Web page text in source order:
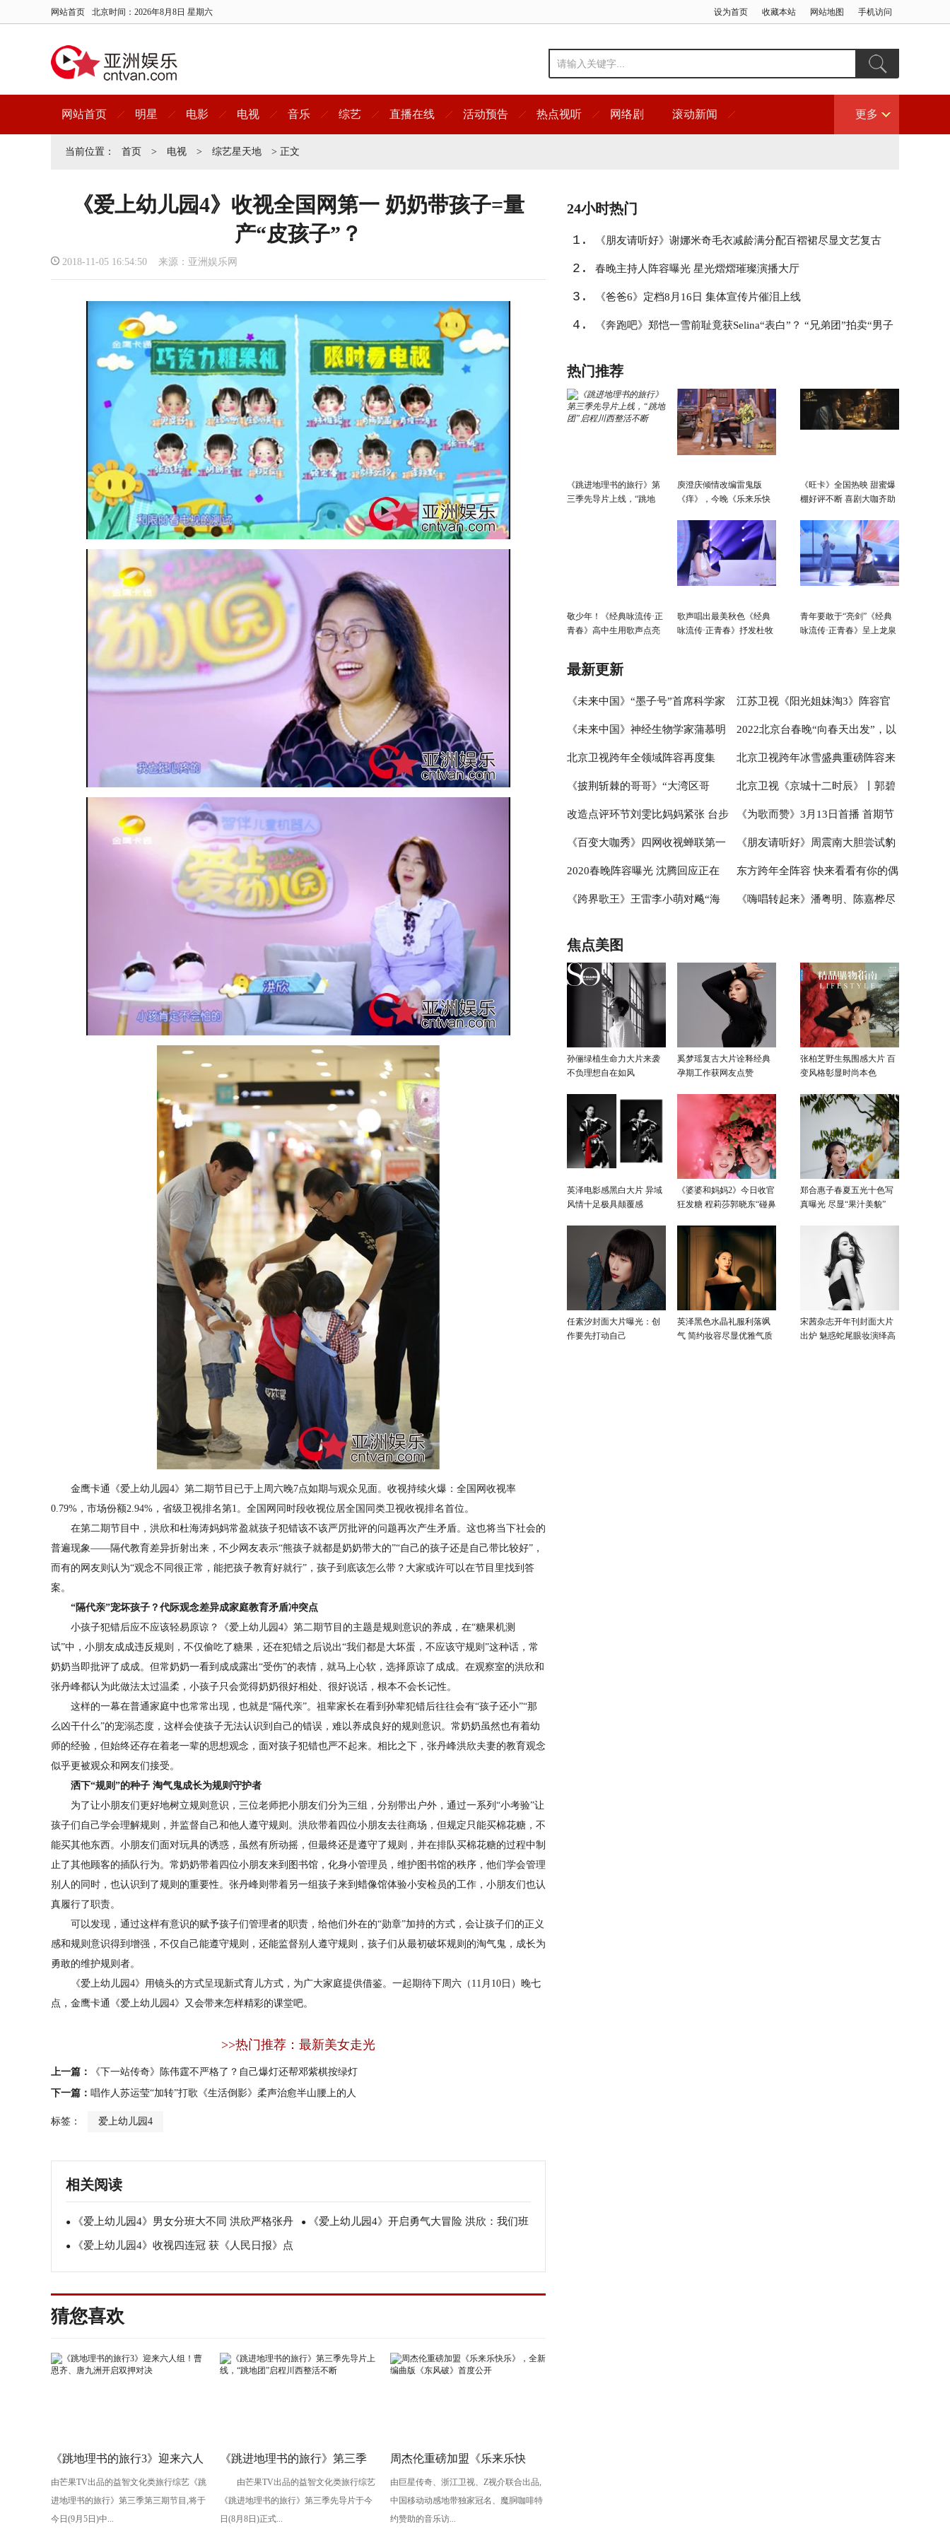
网站首页 北京时间： 2026年8月8日 星期六 设为首页 收藏本站 网站地图 手机访问
网站首页 明星 电影 电视 音乐 综艺 直播在线 活动预告 热点视听 网络剧 滚动新闻 更多
当前位置： 首页 > 电视 > 综艺星天地 > 正文
《爱上幼儿园4》收视全国网第一 奶奶带孩子=量
产“皮孩子”？
2018-11-05 16:54:50 来源：亚洲娱乐网
金鹰卡通《爱上幼儿园4》第二期节目已于上周六晚7点如期与观众见面。收视持续火爆：全国网收视率
0.79%，市场份额2.94%，省级卫视排名第1。全国网同时段收视位居全国同类卫视收视排名首位。
在第二期节目中，洪欣和杜海涛妈妈常盈就孩子犯错该不该严厉批评的问题再次产生矛盾。这也将当下社会的
普遍现象——隔代教育差异折射出来，不少网友表示“熊孩子就都是奶奶带大的”“自己的孩子还是自己带比较好”，
而有的网友则认为“观念不同很正常，能把孩子教育好就行”，孩子到底该怎么带？大家或许可以在节目里找到答
案。
“隔代亲”宠坏孩子？代际观念差异成家庭教育矛盾冲突点
小孩子犯错后应不应该轻易原谅？《爱上幼儿园4》第二期节目的主题是规则意识的养成，在“糖果机测
试”中，小朋友成成违反规则，不仅偷吃了糖果，还在犯错之后说出“我们都是大坏蛋，不应该守规则”这种话，常
奶奶当即批评了成成。但常奶奶一看到成成露出“受伤”的表情，就马上心软，选择原谅了成成。在观察室的洪欣和
张丹峰都认为此做法太过温柔，小孩子只会觉得奶奶很好相处、很好说话，根本不会长记性。
这样的一幕在普通家庭中也常常出现，也就是“隔代亲”。祖辈家长在看到孙辈犯错后往往会有“孩子还小”“那
么凶干什么”的宠溺态度，这样会使孩子无法认识到自己的错误，难以养成良好的规则意识。常奶奶虽然也有着幼
师的经验，但始终还存在着老一辈的思想观念，面对孩子犯错也严不起来。相比之下，张丹峰洪欣夫妻的教育观念
似乎更被观众和网友们接受。
洒下“规则”的种子 淘气鬼成长为规则守护者
为了让小朋友们更好地树立规则意识，三位老师把小朋友们分为三组，分别带出户外，通过一系列“小考验”让
孩子们自己学会理解规则，并监督自己和他人遵守规则。洪欣带着四位小朋友去往商场，但规定只能买棉花糖，不
能买其他东西。小朋友们面对玩具的诱惑，虽然有所动摇，但最终还是遵守了规则，并在排队买棉花糖的过程中制
止了其他顾客的插队行为。常奶奶带着四位小朋友来到图书馆，化身小管理员，维护图书馆的秩序，他们学会管理
别人的同时，也认识到了规则的重要性。张丹峰则带着另一组孩子来到蜡像馆体验小安检员的工作，小朋友们也认
真履行了职责。
可以发现，通过这样有意识的赋予孩子们管理者的职责，给他们外在的“勋章”加持的方式，会让孩子们的正义
感和规则意识得到增强，不仅自己能遵守规则，还能监督别人遵守规则，孩子们从最初破坏规则的淘气鬼，成长为
勇敢的维护规则者。
《爱上幼儿园4》用镜头的方式呈现新式育儿方式，为广大家庭提供借鉴。一起期待下周六（11月10日）晚七
点，金鹰卡通《爱上幼儿园4》又会带来怎样精彩的课堂吧。
>>热门推荐：最新美女走光
上一篇：
《下一站传奇》陈伟霆不严格了？自己爆灯还帮邓紫棋按绿灯
下一篇： 唱作人苏运莹“加转”打歌《生活倒影》柔声治愈半山腰上的人
标签： 爱上幼儿园4
相关阅读
● 《爱上幼儿园4》男女分班大不同 洪欣严格张丹
峰心软妥协
● 《爱上幼儿园4》开启勇气大冒险 洪欣：我们班
● 《爱上幼儿园4》收视四连冠 获《人民日报》点
赞教育观
猜您喜欢
《跳地理书的旅行3》迎来六人
组！曹恩齐、唐九洲开启双押
对决
由芒果TV出品的益智文化类旅行综艺《跳
进地理书的旅行》第三季第三期节目,将于
今日(9月5日)中...
《跳进地理书的旅行》第三季
先导片上线，“跳地团”启程川
西整活不断
由芒果TV出品的益智文化类旅行综艺
《跳进地理书的旅行》第三季先导片于今
日(8月8日)正式...
周杰伦重磅加盟《乐来乐快
乐》，全新编曲版《东风破》
首度公开
由巨星传奇、浙江卫视、Z视介联合出品,
中国移动动感地带独家冠名、魔胴咖啡特
约赞助的音乐访...
24小时热门
1. 《朋友请听好》谢娜米奇毛衣减龄满分配百褶裙尽显文艺复古
2. 春晚主持人阵容曝光 星光熠熠璀璨演播大厅
3. 《爸爸6》定档8月16日 集体宣传片催泪上线
4. 《奔跑吧》郑恺一雪前耻竟获Selina“表白”？ “兄弟团”拍卖“男子
热门推荐
《跳进地理书的旅行》第
三季先导片上线，“跳地
庾澄庆倾情改编雷鬼版
《痒》，今晚《乐来乐快
《旺卡》全国热映 甜蜜爆
棚好评不断 喜剧大咖齐助
敬少年！《经典咏流传·正
青春》高中生用歌声点亮
歌声唱出最美秋色《经典
咏流传·正青春》抒发杜牧
青年要敢于“亮剑”《经典
咏流传·正青春》呈上龙泉
最新更新
《未来中国》“墨子号”首席科学家
潘建伟引领科技前沿 科学青年还
原“恐怖实验”
江苏卫视《阳光姐妹淘3》阵容官
宣 开启嗨夏环岛季
《未来中国》神经生物学家蒲慕明
揭秘“科技创新2030重大项目--脑科
学与类脑研究” 科学青年团探索“神
秘大脑”
2022北京台春晚“向春天出发”，以
中国元素喜迎“双奥”
北京卫视跨年全领域阵容再度集
结，冰雪盛典联欢喜迎冬奥时间
北京卫视跨年冰雪盛典重磅阵容来
袭 奥运冠军组团助阵迎冬奥
《披荆斩棘的哥哥》“大湾区哥
哥”展乐器才能 赵文卓练舞显肌肉
线条
北京卫视《京城十二时辰》丨郭碧
婷向佐感受“金婚”甜蜜 悦悦姜帅打
卡“火星基地”
改造点评环节刘雯比妈妈紧张 台步
考核两位妈妈无缘大秀
《为歌而赞》3月13日首播 首期节
目抖音观看突破5100万
《百变大咖秀》四网收视蝉联第一
杨迪模仿GAI细节到位赢广泛认可
《朋友请听好》周震南大胆尝试豹
纹V领衬衫，又野又乖自带高级感
2020春晚阵容曝光 沈腾回应正在
备战央视春晚
东方跨年全阵容 快来看看有你的偶
像吗？
《跨界歌王》王雷李小萌对飚“海 《嗨唱转起来》潘粤明、陈嘉桦尽
焦点美图
孙俪绿植生命力大片来袭
不负理想自在如风
奚梦瑶复古大片诠释经典
孕期工作获网友点赞
张柏芝野生氛围感大片 百
变风格彰显时尚本色
英泽电影感黑白大片 异域
风情十足极具颠覆感
《婆婆和妈妈2》今日收官
狂发糖 程莉莎郭晓东“碰鼻
郑合惠子春夏五光十色写
真曝光 尽显“果汁美貌”
任素汐封面大片曝光：创
作要先打动自己
英泽黑色水晶礼服利落飒
气 简约妆容尽显优雅气质
宋茜杂志开年刊封面大片
出炉 魅惑蛇尾眼妆演绎高